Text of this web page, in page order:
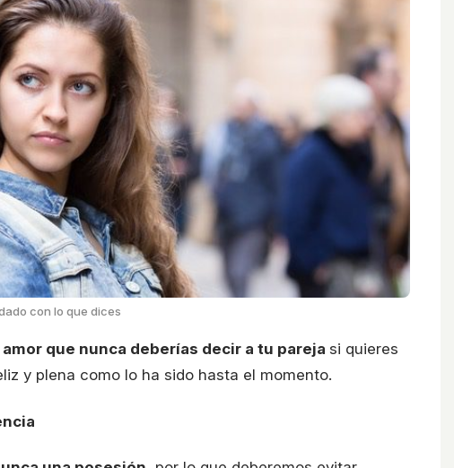
con lo que dices
que nunca deberías decir a tu pareja si quieres
y plena como lo ha sido hasta el momento.